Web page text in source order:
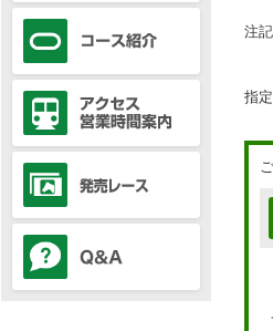
注
指